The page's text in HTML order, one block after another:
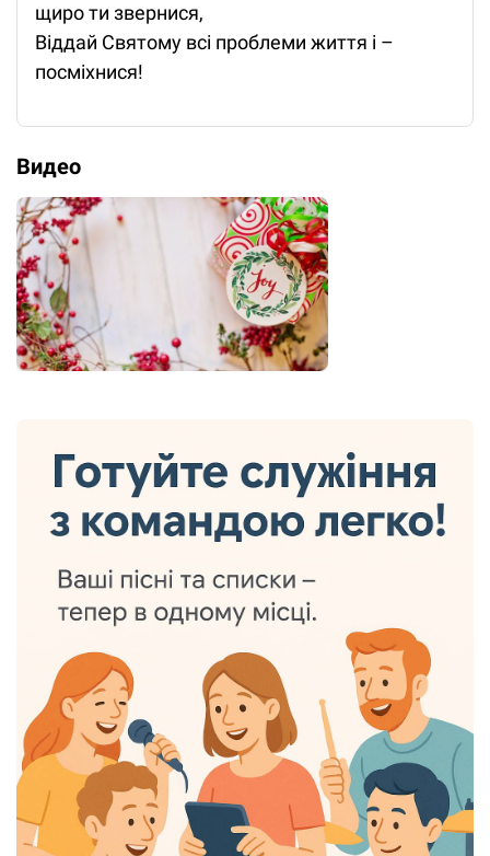
щиро ти звернися,
Віддай Святому всі проблеми життя і –
посміхнися!
Видео